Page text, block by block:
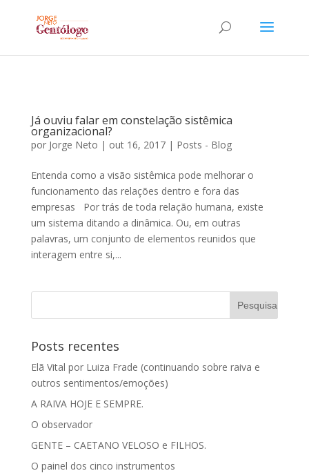
Já ouviu falar em constelação sistêmica
organizacional?
por Jorge Neto | out 16, 2017| Posts - Blog
Entenda como a visão sistêmica pode melhorar o
funcionamento das relações dentro e fora das
empresas Por trás de toda relação humana, existe
um sistema ditando a dinâmica. Ou, em outras
palavras, um conjunto de elementos reunidos que
interagem entre si,...
Posts recentes
Elã Vital por Luiza Frade (continuando sobre raiva e
outros sentimentos/emoções)
A RAIVA HOJE E SEMPRE.
O observador
GENTE – CAETANO VELOSO e FILHOS.
O painel dos cinco instrumentos